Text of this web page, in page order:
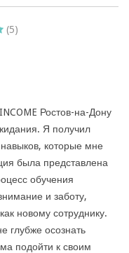
(5)
Ростов-на-Дону
Я получил
которые мне
была представлена
обучения
и заботу,
новому сотруднику.
глубже осознать
подойти к своим